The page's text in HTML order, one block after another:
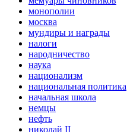
монополии
москва
мундиры и награды
налоги
народничество
наука
национализм
национальная политика
начальная школа
немцы
нефть
николай II